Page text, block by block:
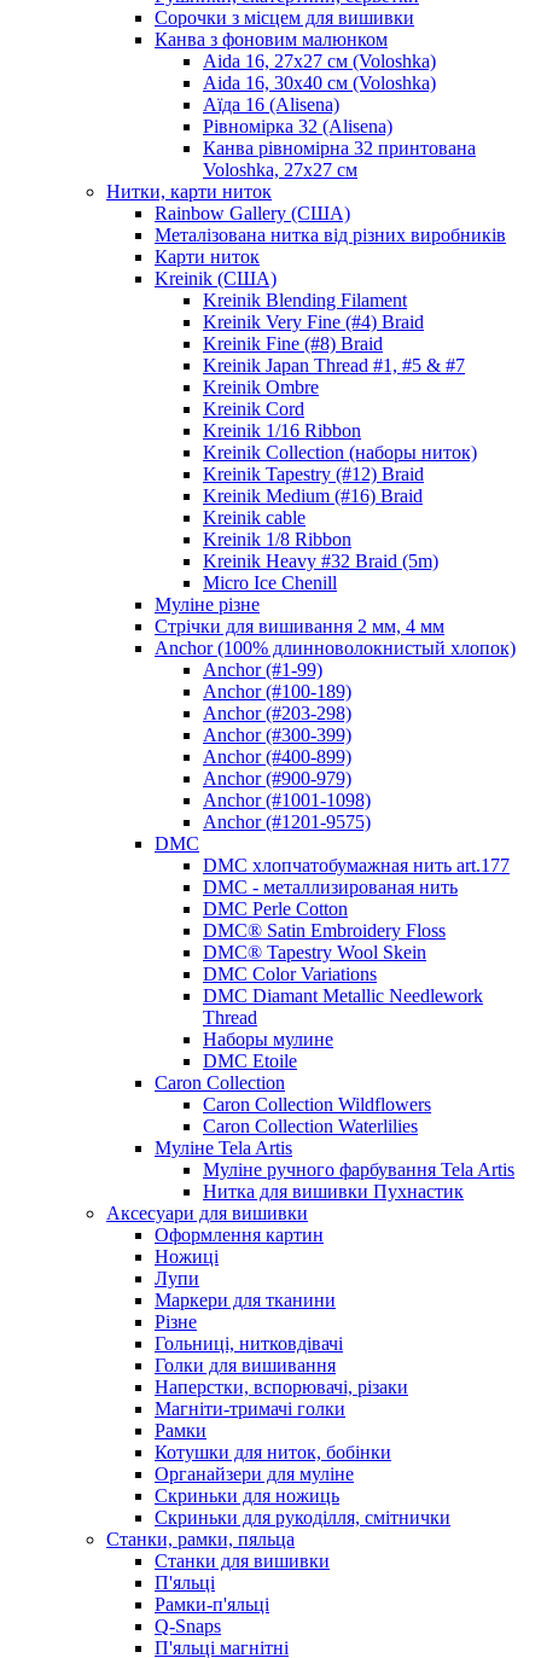
Сорочки з місцем для вишивки
Канва з фоновим малюнком
Aida 16, 27х27 см (Voloshka)
Aida 16, 30х40 см (Voloshka)
Аїда 16 (Alisena)
Рівномірка 32 (Alisena)
Канва рівномірна 32 принтована
Voloshka, 27х27 см
Нитки, карти ниток
Rainbow Gallery (США)
Металізована нитка від різних виробників
Карти ниток
Kreinik (США)
Kreinik Blending Filament
Kreinik Very Fine (#4) Braid
Kreinik Fine (#8) Braid
Kreinik Japan Thread #1, #5 & #7
Kreinik Ombre
Kreinik Cord
Kreinik 1/16 Ribbon
Kreinik Collection (наборы ниток)
Kreinik Tapestry (#12) Braid
Kreinik Medium (#16) Braid
Kreinik cable
Kreinik 1/8 Ribbon
Kreinik Heavy #32 Braid (5m)
Micro Ice Chenill
Муліне різне
Стрічки для вишивання 2 мм, 4 мм
Anchor (100% длинноволокнистый хлопок)
Anchor (#1-99)
Anchor (#100-189)
Anchor (#203-298)
Anchor (#300-399)
Anchor (#400-899)
Anchor (#900-979)
Anchor (#1001-1098)
Anchor (#1201-9575)
DMC
DMC хлопчатобумажная нить art.177
DMC - металлизированая нить
DMC Perle Cotton
DMC® Satin Embroidery Floss
DMC® Tapestry Wool Skein
DMC Color Variations
DMC Diamant Metallic Needlework
Thread
Наборы мулине
DMC Etoile
Caron Collection
Caron Collection Wildflowers
Caron Collection Waterlilies
Муліне Tela Artis
Муліне ручного фарбування Tela Artis
Нитка для вишивки Пухнастик
Аксесуари для вишивки
Оформлення картин
Ножиці
Лупи
Маркери для тканини
Різне
Гольниці, нитковдівачі
Голки для вишивання
Наперстки, вспорювачі, різаки
Магніти-тримачі голки
Рамки
Котушки для ниток, бобінки
Органайзери для муліне
Скриньки для ножиць
Скриньки для рукоділля, смітнички
Станки, рамки, пяльца
Станки для вишивки
П'яльці
Рамки-п'яльці
Q-Snaps
П'яльці магнітні